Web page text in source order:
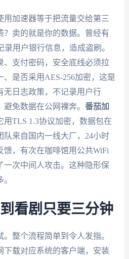
用加速器等于把流量交给第三
？卖的就是你的数据。曾经有
用户银行信息，造成盗刷。
、支付密码，安全底线必须拉
是否采用AES-256加密，这是
无日志政策，不记录用户行
免数据在公网裸奔。 番茄加
用TLS 1.3协议加密，数据包在
队来自国内一线大厂，24小时
馈，有次在咖啡馆用公共WiFi
一次中间人攻击。这种隐形保
看剧只要三分钟
整个流程简单到令人发指。
下载对应系统的客户端，安装